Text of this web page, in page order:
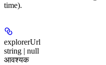
time).
explorerUrl
string | null
आवश्यक